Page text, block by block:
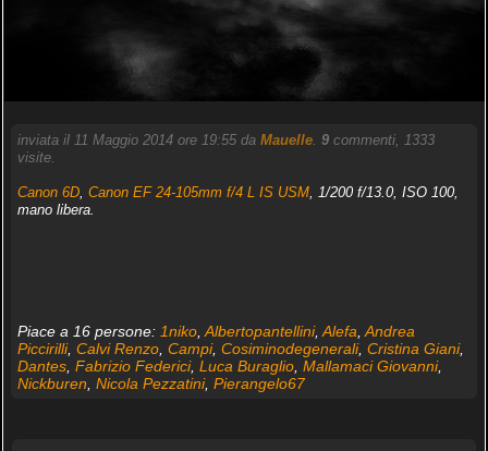
inviata il 11 Maggio 2014 ore 19:55 da Mauelle. 9commenti, 1333
visite.
Canon 6D, Canon EF 24-105mm f/4 L IS USM, 1/200 f/13.0, ISO 100,
mano libera.
Piace a 16 persone: 1niko, Albertopantellini, Alefa Andrea
Piccirilli, Calvi Renzo, Campi, Cosiminodegenerali, Cristina Giani,
Dantes, Fabrizio Federici, Luca Buraglio, Mallamaci Giovanni,
Nickburen Nicola Pezzatini, Pierangelo67